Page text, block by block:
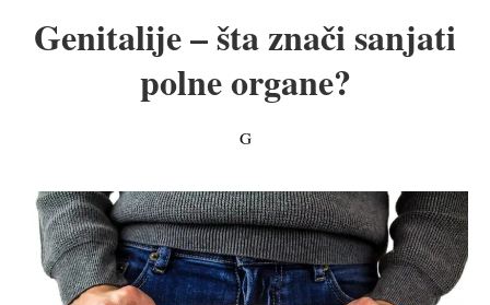
Genitalije – šta znači sanjati
polne organe?
G